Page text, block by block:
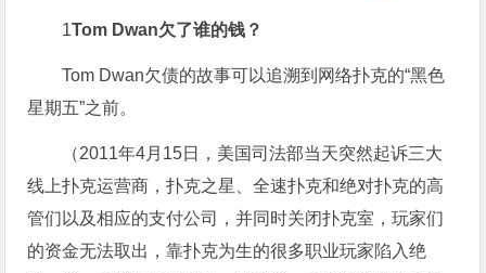
1Tom Dwan欠了谁的钱？
Tom Dwan欠债的故事可以追溯到网络扑克的“黑色
星期五”之前。
（2011年4月15日，美国司法部当天突然起诉三大
线上扑克运营商，扑克之星、全速扑克和绝对扑克的高
管们以及相应的支付公司，并同时关闭扑克室，玩家们
的资金无法取出，靠扑克为生的很多职业玩家陷入绝